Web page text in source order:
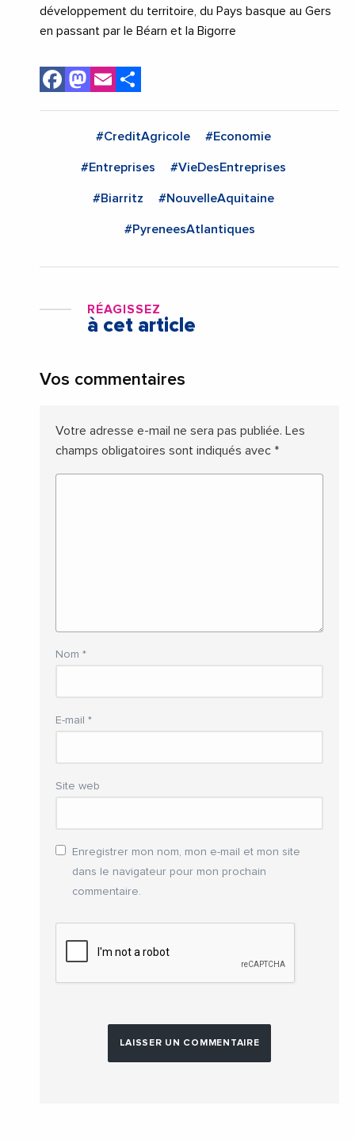
développement du territoire, du Pays basque au Gers
en passant par le Béarn et la Bigorre
Facebook
Mastodon
Email
#CreditAgricole #Economie
#Entreprises #VieDesEntreprises
#Biarritz #NouvelleAquitaine
#PyreneesAtlantiques
RÉAGISSEZ
à cet article
Vos commentaires
Votre adresse e-mail ne sera pas publiée. Les
champs obligatoires sont indiqués avec *
Nom *
E-mail *
Site web
Enregistrer mon nom, mon e-mail et mon site
dans le navigateur pour mon prochain
commentaire.